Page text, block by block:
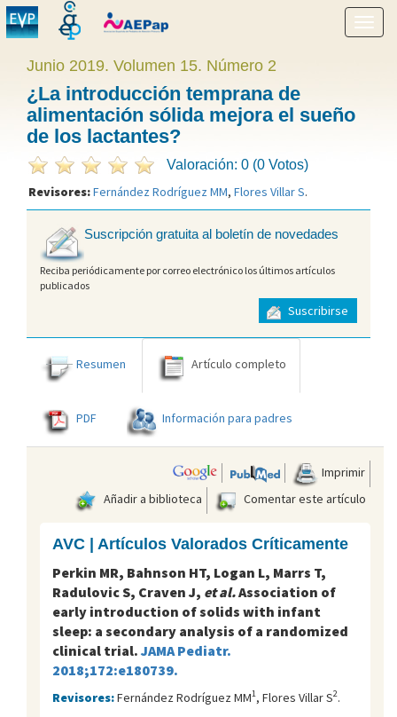
menú
Junio 2019. Volumen 15. Número 2
¿La introducción temprana de
alimentación sólida mejora el sueño
de los lactantes?
Valoración: 0 (0 Votos)
Revisores:Fernández Rodríguez MM, Flores Villar S.
Suscripción gratuita al boletín de novedades
Reciba periódicamente por correo electrónico los últimos artículos
publicados
Suscribirse
Resumen Artículo completo
PDF Información para padres
Imprimir
Añadir a biblioteca
Comentar este artículo
AVC | Artículos Valorados Críticamente
Perkin MR, Bahnson HT, Logan L, Marrs T,
Radulovic S, Craven J, et al.Association of
early introduction of solids with infant
sleep: a secondary analysis of a randomized
clinical trial. JAMA Pediatr.
2018;172:e180739.
Revisores:Fernández Rodríguez MM1, Flores Villar S2.